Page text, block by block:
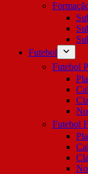
Futebol
Futebol
Futebol